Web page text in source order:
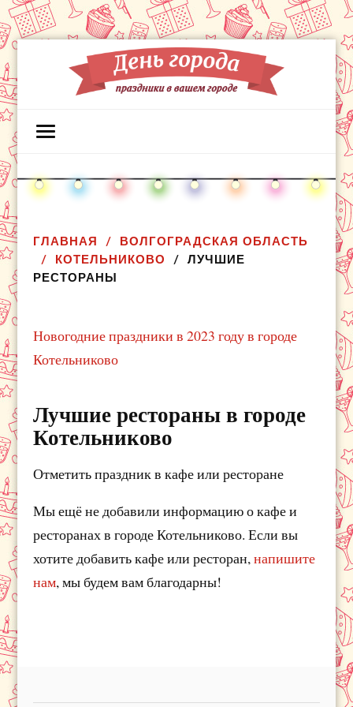
ГЛАВНАЯ
ВОЛГОГРАДСКАЯ ОБЛАСТЬ
КОТЕЛЬНИКОВО
ЛУЧШИЕ
РЕСТОРАНЫ
Новогодние праздники в 2023 году в городе
Котельниково
Лучшие рестораны в городе
Котельниково
Отметить праздник в кафе или ресторане
Мы ещё не добавили информацию о кафе и
ресторанах в городе Котельниково. Если вы
хотите добавить кафе или ресторан,напишите
нам, мы будем вам благодарны!